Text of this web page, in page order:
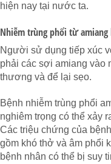
hiện nay tại nước ta.
Nhiễm trùng phổi từ amiang
Người sử dụng tiếp xúc
phải các sợi amiang vào
thương và để lại sẹo.
Bệnh nhiễm trùng phổi
nghiêm trọng có thể xảy
Các triệu chứng của
gồm khó thở và âm phổi
bệnh nhân có thể bị suy